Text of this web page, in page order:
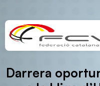
Darrera